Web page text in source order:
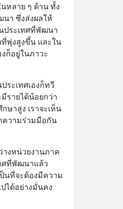
หลาย ๆ ด้าน ทั้ง
า ซึ่งส่งผลให้
ประเทศที่พัฒนา
พุ่งสูงขึ้น และใน
ก็อยู่ในภาวะ
ระเทศเองก็ทวี
รายได้น้อยกว่า
ษาสูง เราจะเห็น
ความร่วมมือกัน
างหน่วยงานภาค
ศที่พัฒนาแล้ว
นที่จะต้องมีความ
ได้อย่างมั่นคง